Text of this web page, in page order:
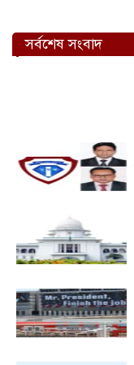
সর্বশেষ সংবাদ